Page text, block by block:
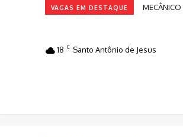
VAGAS EM DESTAQUE
18 C Santo Antônio de Jesus